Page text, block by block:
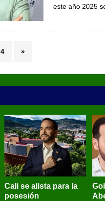
este año 2025
4 »
Cali se alista para la
posesión